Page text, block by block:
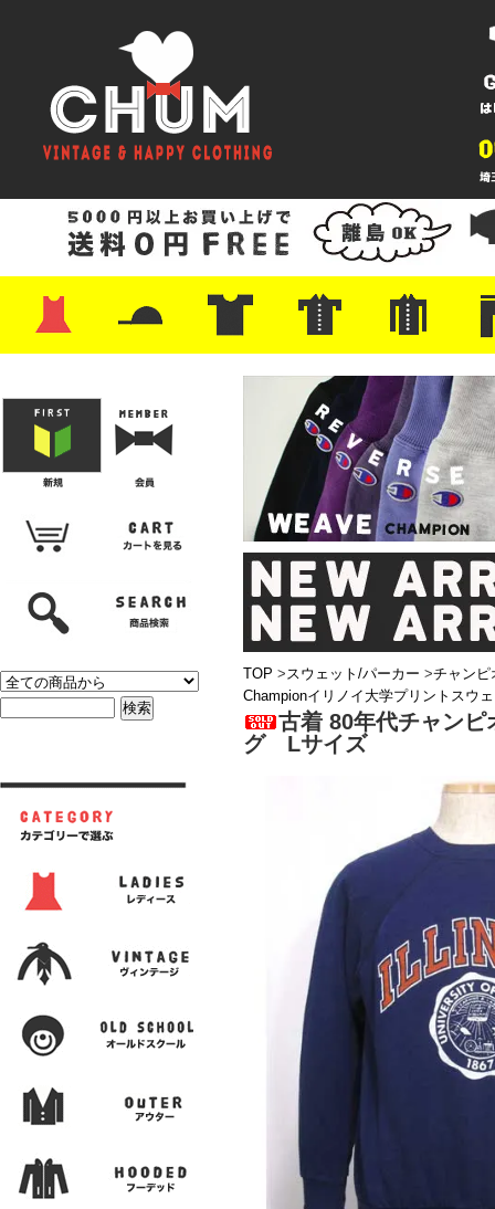
・レザーシューズ/スニーカー
・プリントTシャツ
・バンド/ツアー
・キャラクター
・Nike/adidas/スポーツ
・チャンピオン
・サーフ/スケート
・ボーダー/総柄/無地
・フットボール/リンガー
・タンクトップ/NBA・ポロシャツ
・半袖シャツ
・アロハ/サーフ/ボーリング
・ラルフ/ブランド
・無地/チェック/ストラ
・ワーク/ミリタリー/ウ
・ネル/ウール ・ショ
・アウ
・ジー
・
・ミリ
・コー
・コッ
・オー
・ジャ
ン
TOP >スウェット/パーカー >チャンピ
Championイリノイ大学プリントスウ
古着 80年代チャン
グ Lサイズ